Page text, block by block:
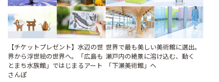
【チケットプレゼント】水辺の世
界から浮世絵の世界へ。「広島も
とまち水族館」ではじまるアート
さんぽ
世界で最も美しい美術館に選出。
瀬戸内の絶景に溶け込む、動く
「下瀬美術館」へ